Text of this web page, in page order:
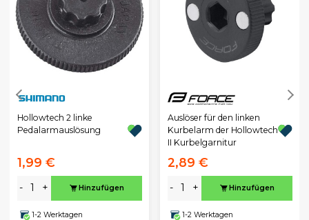
Hollowtech 2 linke
Pedalarmauslösung
1,99 €
- + Hinzufügen
1-2 Werktagen
Auslöser für den linken
Kurbelarm der Hollowtech
II Kurbelgarnitur
2,89 €
- + Hinzufügen
1-2 Werktagen